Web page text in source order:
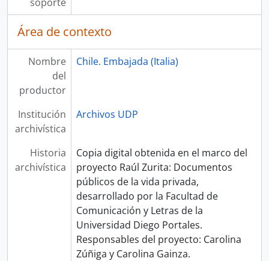
Área de contexto
Nombre
del
productor
Chile. Embajada (Italia)
Institución
archivística
Archivos UDP
Historia
archivística
Copia digital obtenida en el marco del
proyecto Raúl Zurita: Documentos
públicos de la vida privada,
desarrollado por la Facultad de
Comunicación y Letras de la
Universidad Diego Portales.
Responsables del proyecto: Carolina
Zúñiga y Carolina Gainza.